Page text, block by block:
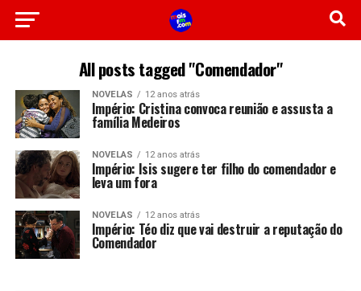
All posts tagged "Comendador"
NOVELAS 12 anos atrás
Império: Cristina convoca reunião e assusta a
família Medeiros
NOVELAS 12 anos atrás
Império: Isis sugere ter filho do comendador e
leva um fora
NOVELAS 12 anos atrás
Império: Téo diz que vai destruir a reputação do
Comendador